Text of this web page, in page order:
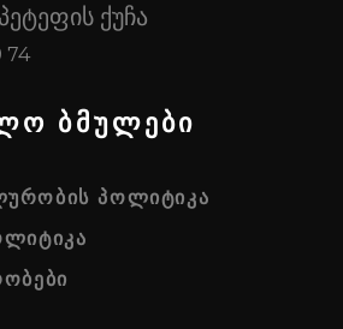
ქუჩა
74
ბმულები
ᲞᲝᲚᲘᲢᲘᲙᲐ